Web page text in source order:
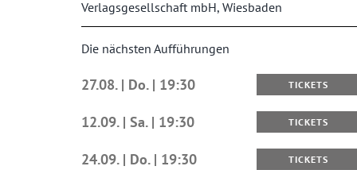
Verlagsgesellschaft mbH, Wiesbaden
Die nächsten Aufführungen
27.08. | Do. | 19:30 TICKETS
12.09. | Sa. | 19:30 TICKETS
24.09. | Do. | 19:30 TICKETS